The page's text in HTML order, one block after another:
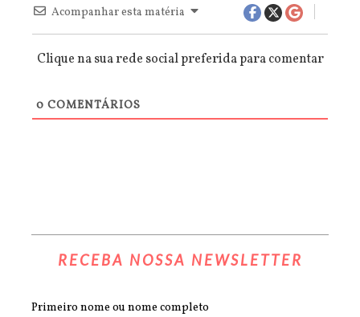
Acompanhar esta matéria
Clique na sua rede social preferida para comentar
0 COMENTÁRIOS
RECEBA NOSSA NEWSLETTER
Primeiro nome ou nome completo